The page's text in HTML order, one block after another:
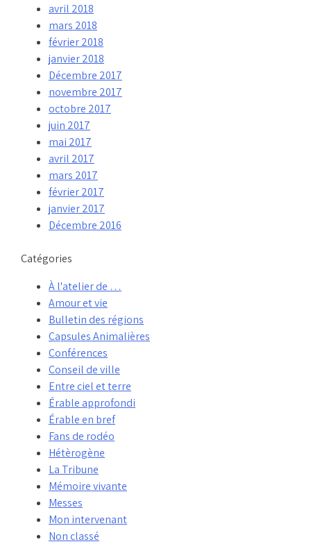
avril 2018
mars 2018
février 2018
janvier 2018
Décembre 2017
novembre 2017
octobre 2017
juin 2017
mai 2017
avril 2017
mars 2017
février 2017
janvier 2017
Décembre 2016
Catégories
À l'atelier de …
Amour et vie
Bulletin des régions
Capsules Animalières
Conférences
Conseil de ville
Entre ciel et terre
Érable approfondi
Érable en bref
Fans de rodéo
Hétèrogène
La Tribune
Mémoire vivante
Messes
Mon intervenant
Non classé